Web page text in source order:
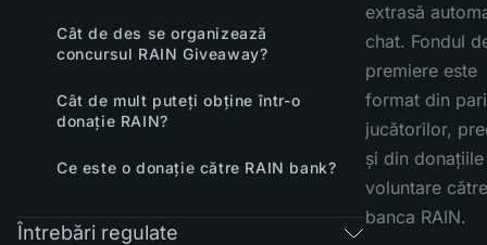
Cât de des se organizează
concursul RAIN Giveaway?
Cât de mult puteți obține într-o
donație RAIN?
Ce este o donație către RAIN bank?
Întrebări regulate
extrasă
chat. Fondul
premiere este
format din
jucătorilor,
și din donațiile
voluntare către
banca RAIN.